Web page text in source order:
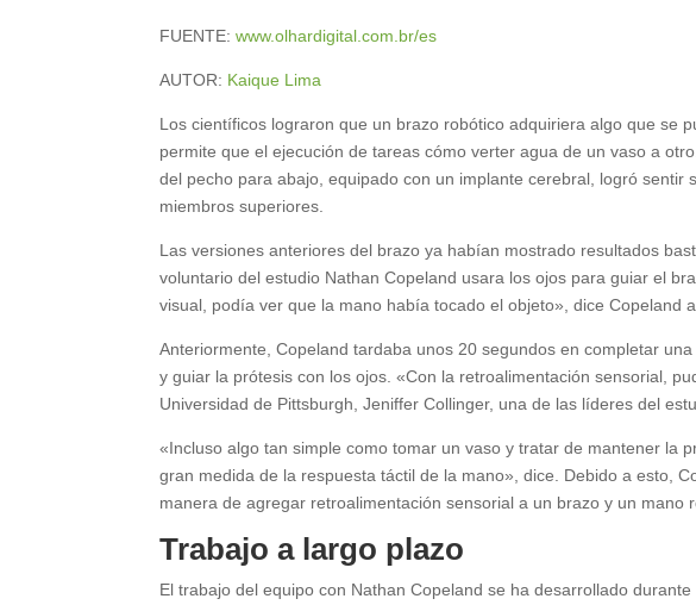
FUENTE:www.olhardigital.com.br/es
AUTOR: Kaique Lima
Los científicos lograron que un brazo robótico adquiriera algo que se
permite que el ejecución de tareas cómo verter agua de un vaso a
del pecho para abajo, equipado con un implante cerebral, logró
miembros superiores.
Las versiones anteriores del brazo ya habían mostrado resultados
voluntario del estudio Nathan Copeland usara los ojos para guiar el
visual, podía ver que la mano había tocado el objeto», dice Copeland
Anteriormente, Copeland tardaba unos 20 segundos en completar
y guiar la prótesis con los ojos. «Con la retroalimentación sensorial,
Universidad de Pittsburgh, Jeniffer Collinger, una de las líderes del
«Incluso algo tan simple como tomar un vaso y tratar de mantener la
gran medida de la respuesta táctil de la mano», dice. Debido a esto,
manera de agregar retroalimentación sensorial a un brazo y un mano
Trabajo a largo plazo
El trabajo del equipo con Nathan Copeland se ha desarrollado